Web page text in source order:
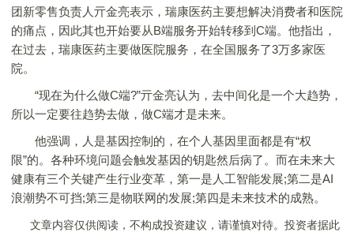
团新零售负责人亓金亮表示，瑞康医药主要想解决消费者和医院
的痛点，因此其也开始要从B端服务开始转移到C端。他指出，
在过去，瑞康医药主要做医院服务，在全国服务了3万多家医
院。
“现在为什么做C端?”亓金亮认为，去中间化是一个大趋势，
所以一定要往趋势去做，做C端才是未来。
他强调，人是基因控制的，在个人基因里面都是有“权
限”的。各种环境问题会触发基因的钥匙然后病了。而在未来大
健康有三个关键产生行业变革，第一是人工智能发展;第二是AI
浪潮势不可挡;第三是物联网的发展;第四是未来技术的成熟。
文章内容仅供阅读，不构成投资建议，请谨慎对待。投资者据此